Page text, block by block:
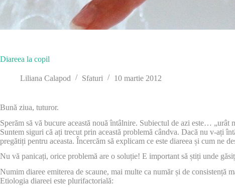
Diareea la copil
Liliana Calapod Sfaturi 10 martie 2012
Bună ziua, tuturor.
Sperăm să vă bucure această nouă întâlnire. Subiectul de azi este… „urât
Suntem siguri că ați trecut prin această problemă cândva. Dacă nu v-ați
pregătiți pentru aceasta. Încercăm să explicam ce este diareea și cum ne
Nu vă panicați, orice problemă are o soluție! E important să știți unde
Numim diaree emiterea de scaune, mai multe ca număr și de consistență
Etiologia diareei este plurifactorială: